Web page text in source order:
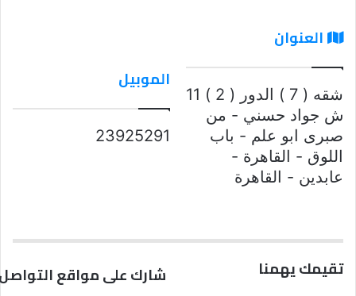
العنوان
شقه ( 7 ) الدور ( 2 ) 11
ش جواد حسني - من
صبرى ابو علم - باب
اللوق - القاهرة -
عابدين - القاهرة
الموبيل
23925291
تقيمك يهمنا شارك على مواقع